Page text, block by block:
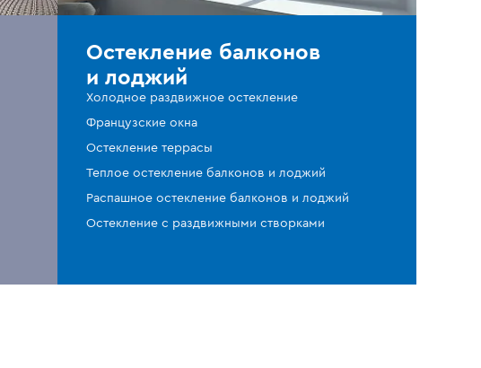
Остекление балконов
и лоджий
Холодное раздвижное остекление
Французские окна
Остекление террасы
Теплое остекление балконов и лоджий
Распашное остекление балконов и лоджий
Остекление с раздвижными створками